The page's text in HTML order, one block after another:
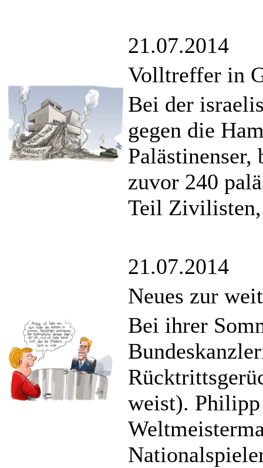
21.07.2014
Volltreffer in
Bei der
gegen die
zuvor 240
Teil
21.07.2014
Neues zur
Bei ihrer
weist).